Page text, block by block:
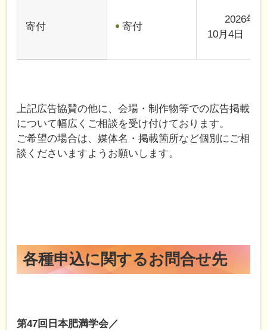
寄付 寄付
2026年
10月4日（日
上記広告協賛の他に、会場・制作物等での広告掲載
について幅広くご相談を受け付けております。
ご希望の場合は、媒体名・掲載箇所など個別にご相
談くださいますようお願いします。
各種申込に関するお問合せ先
第47回日本肥満学会／